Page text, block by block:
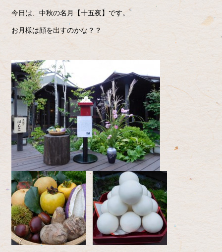
今日は、中秋の名月【十五夜】です。
お月様は顔を出すのかな？？